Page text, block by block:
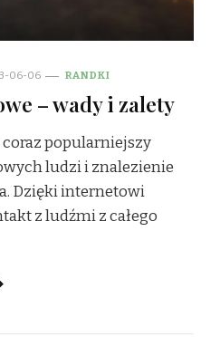
06-06 RANDKI
– wady i zalety
popularniejszy
ludzi i znalezienie
Dzięki internetowi
z ludźmi z całego